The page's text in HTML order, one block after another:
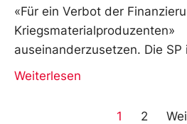
«Für ein Verbot der
Kriegsmaterialproduzenten»
auseinanderzusetzen. Die
Weiterlesen
1 2